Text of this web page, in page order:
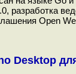
разработка
Open
Desktop